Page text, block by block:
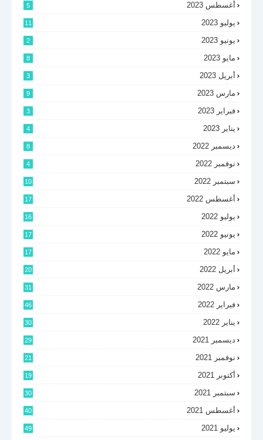
أغسطس 2023 5
يوليو 2023 11
يونيو 2023 2
مايو 2023 8
أبريل 2023 3
مارس 2023 9
فبراير 2023 3
يناير 2023 4
ديسمبر 2022 8
نوفمبر 2022 4
سبتمبر 2022 10
أغسطس 2022 17
يوليو 2022 16
يونيو 2022 17
مايو 2022 17
أبريل 2022 20
مارس 2022 31
فبراير 2022 46
يناير 2022 30
ديسمبر 2021 29
نوفمبر 2021 21
أكتوبر 2021 19
سبتمبر 2021 30
أغسطس 2021 40
يوليو 2021 49